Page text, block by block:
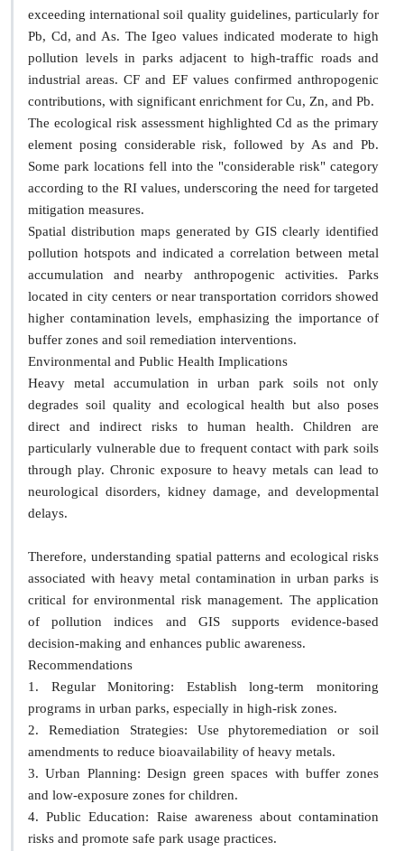
exceeding international soil quality guidelines, particularly for
Pb, Cd, and As. The Igeo values indicated moderate to high
pollution levels in parks adjacent to high-traffic roads and
industrial areas. CF and EF values confirmed anthropogenic
contributions, with significant enrichment for Cu, Zn, and Pb.
The ecological risk assessment highlighted Cd as the primary
element posing considerable risk, followed by As and Pb.
Some park locations fell into the "considerable risk" category
according to the RI values, underscoring the need for targeted
mitigation measures.
Spatial distribution maps generated by GIS clearly identified
pollution hotspots and indicated a correlation between metal
accumulation and nearby anthropogenic activities. Parks
located in city centers or near transportation corridors showed
higher contamination levels, emphasizing the importance of
buffer zones and soil remediation interventions.
Environmental and Public Health Implications
Heavy metal accumulation in urban park soils not only
degrades soil quality and ecological health but also poses
direct and indirect risks to human health. Children are
particularly vulnerable due to frequent contact with park soils
through play. Chronic exposure to heavy metals can lead to
neurological disorders, kidney damage, and developmental
delays.
Therefore, understanding spatial patterns and ecological risks
associated with heavy metal contamination in urban parks is
critical for environmental risk management. The application
of pollution indices and GIS supports evidence-based
decision-making and enhances public awareness.
Recommendations
1. Regular Monitoring: Establish long-term monitoring
programs in urban parks, especially in high-risk zones.
2. Remediation Strategies: Use phytoremediation or soil
amendments to reduce bioavailability of heavy metals.
3. Urban Planning: Design green spaces with buffer zones
and low-exposure zones for children.
4. Public Education: Raise awareness about contamination
risks and promote safe park usage practices.